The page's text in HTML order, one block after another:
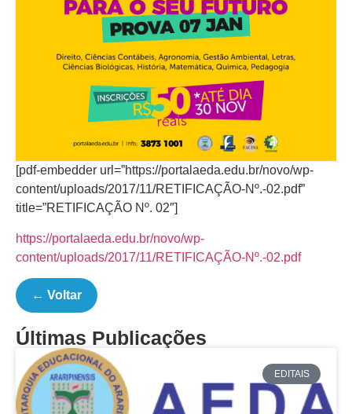
[pdf-embedder url=”https://portalaeda.edu.br/novo/wp-
content/uploads/2017/11/RETIFICAÇÃO-Nº.-02.pdf”
title=”RETIFICAÇÃO Nº. 02″]
https://portalaeda.edu.br/novo/wp-
content/uploads/2017/11/RETIFICAÇÃO-Nº.-02.pdf
← Voltar
Últimas Publicações
EDITAIS